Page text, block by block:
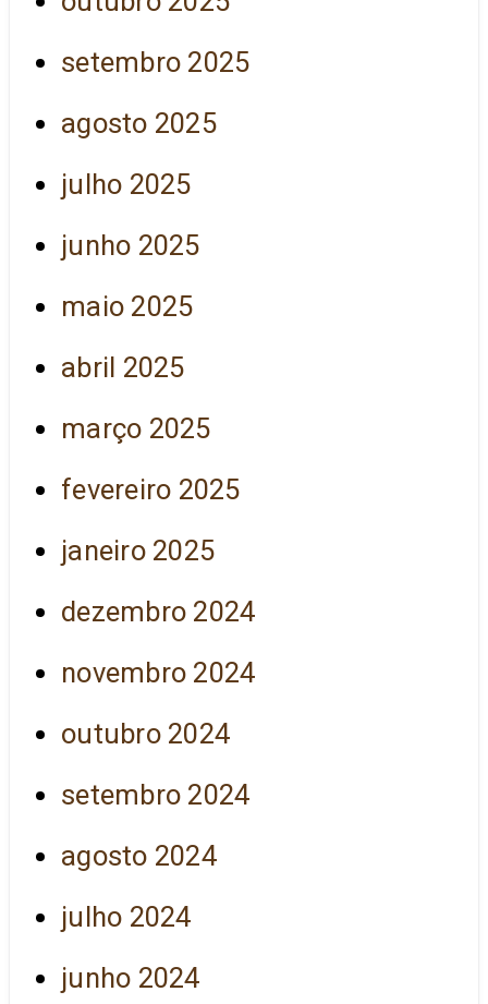
setembro 2025
agosto 2025
julho 2025
junho 2025
maio 2025
abril 2025
março 2025
fevereiro 2025
janeiro 2025
dezembro 2024
novembro 2024
outubro 2024
setembro 2024
agosto 2024
julho 2024
junho 2024